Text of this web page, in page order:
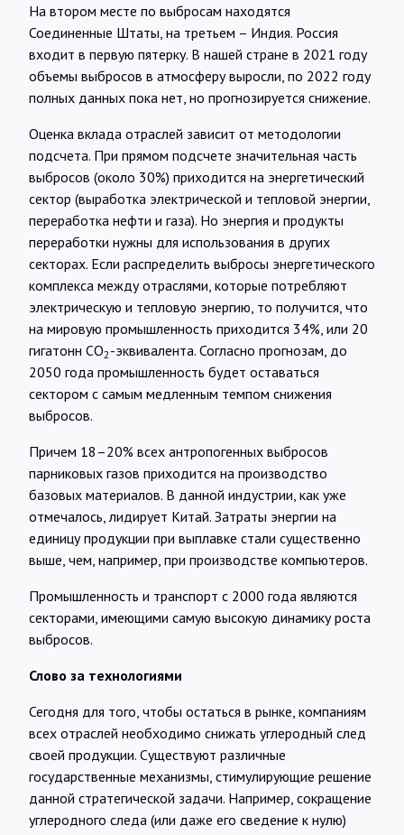
На втором месте по выбросам находятся
Соединенные Штаты, на третьем – Индия. Россия
входит в первую пятерку. В нашей стране в 2021 году
объемы выбросов в атмосферу выросли, по 2022 году
полных данных пока нет, но прогнозируется снижение.
Оценка вклада отраслей зависит от методологии
подсчета. При прямом подсчете значительная часть
выбросов (около 30%) приходится на энергетический
сектор (выработка электрической и тепловой энергии,
переработка нефти и газа). Но энергия и продукты
переработки нужны для использования в других
секторах. Если распределить выбросы энергетического
комплекса между отраслями, которые потребляют
электрическую и тепловую энергию, то получится, что
на мировую промышленность приходится 34%, или 20
гигатонн СО2-эквивалента. Согласно прогнозам, до
2050 года промышленность будет оставаться
сектором с самым медленным темпом снижения
выбросов.
Причем 18–20% всех антропогенных выбросов
парниковых газов приходится на производство
базовых материалов. В данной индустрии, как уже
отмечалось, лидирует Китай. Затраты энергии на
единицу продукции при выплавке стали существенно
выше, чем, например, при производстве компьютеров.
Промышленность и транспорт с 2000 года являются
секторами, имеющими самую высокую динамику роста
выбросов.
Слово за технологиями
Сегодня для того, чтобы остаться в рынке, компаниям
всех отраслей необходимо снижать углеродный след
своей продукции. Существуют различные
государственные механизмы, стимулирующие решение
данной стратегической задачи. Например, сокращение
углеродного следа (или даже его сведение к нулю)